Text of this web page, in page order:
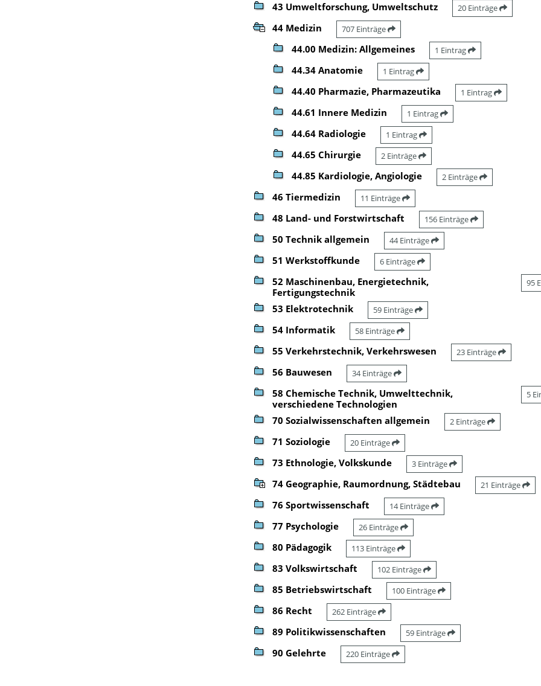
43 Umweltforschung, Umweltschutz 20 Einträge
44 Medizin 707 Einträge
44.00 Medizin: Allgemeines 1 Eintrag
44.34 Anatomie 1 Eintrag
44.40 Pharmazie, Pharmazeutika 1 Eintrag
44.61 Innere Medizin 1 Eintrag
44.64 Radiologie 1 Eintrag
44.65 Chirurgie 2 Einträge
44.85 Kardiologie, Angiologie 2 Einträge
46 Tiermedizin 11 Einträge
48 Land- und Forstwirtschaft 156 Einträge
50 Technik allgemein 44 Einträge
51 Werkstoffkunde 6 Einträge
52 Maschinenbau, Energietechnik,
Fertigungstechnik
95
53 Elektrotechnik 59 Einträge
54 Informatik 58 Einträge
55 Verkehrstechnik, Verkehrswesen 23 Einträge
56 Bauwesen 34 Einträge
58 Chemische Technik, Umwelttechnik,
verschiedene Technologien
5
70 Sozialwissenschaften allgemein 2 Einträge
71 Soziologie 20 Einträge
73 Ethnologie, Volkskunde 3 Einträge
74 Geographie, Raumordnung, Städtebau 21 Einträge
76 Sportwissenschaft 14 Einträge
77 Psychologie 26 Einträge
80 Pädagogik 113 Einträge
83 Volkswirtschaft 102 Einträge
85 Betriebswirtschaft 100 Einträge
86 Recht 262 Einträge
89 Politikwissenschaften 59 Einträge
90 Gelehrte 220 Einträge